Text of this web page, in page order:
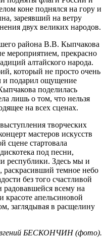
коне поднялся на гору и
зареявший на ветру
двух великих народов.
района В.В. Кыпчакова
мероприятием, прекрасно
алтайского народа.
который не просто очень
и подарил ощущение
поделилась
лишь о том, что нельзя
на всех сценах.
творческих
мастеров искусств
сцене стартовала
под песни,
республики. Здесь мы и
темное небо
без того счастливой
всему на
апельсиновой
заглядывая в расщелину
БЕСКОНЧИН (фото).